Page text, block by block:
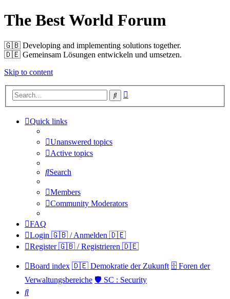
The Best World Forum
🇬🇧️ Developing and implementing solutions together.
🇩🇪️ Gemeinsam Lösungen entwickeln und umsetzen.
Skip to content
Search
Quick links
Unanswered topics
Active topics
Search
Members
Community Moderators
FAQ
Login 🇬🇧 / Anmelden 🇩🇪
Register 🇬🇧 / Registrieren 🇩🇪
Board index 🇩🇪 Demokratie der Zukunft 🗄️ Foren der
Verwaltungsbereiche 🛡️ SC : Security
Search